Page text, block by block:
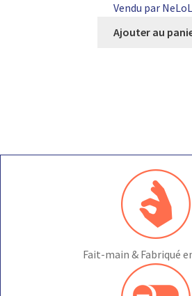
Vendu par
Ajouter au
Fait-main & Fabriqué